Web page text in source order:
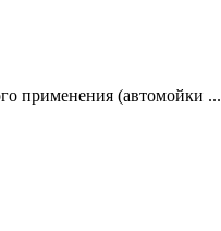
применения (автомойки ...